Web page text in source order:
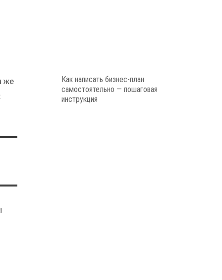
же
Как написать бизнес-план
самостоятельно — пошаговая
инструкция